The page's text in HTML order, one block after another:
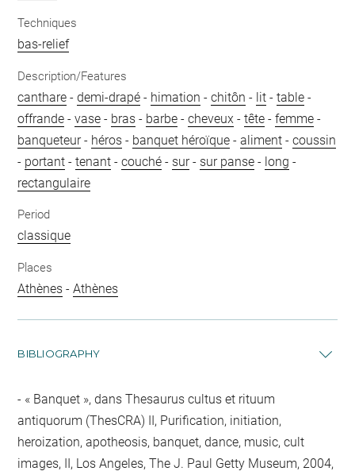
Techniques
bas-relief
Description/Features
canthare -demi-drapé - himation -chitôn - lit -table -
offrande -vase - bras - barbe -cheveux -tête -femme -
banqueteur- héros - banquet héroïque -aliment -coussin
- portant -tenant -couché - sur- sur panse - long -
rectangulaire
Period
classique
Places
Athènes -Athènes
BIBLIOGRAPHY
« Banquet », dans Thesaurus cultus et rituum
antiquorum (ThesCRA) II, Purification, initiation,
heroization, apotheosis, banquet, dance, music, cult
images, II, Los Angeles, The J. Paul Getty Museum, 2004,